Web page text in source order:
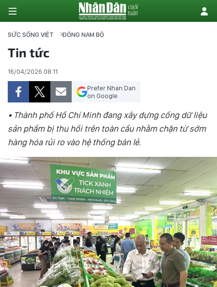
ĐỒNG BẰNG SÔNG HỒNG
BẮC TRUNG BỘ
DUYÊN HẢI NAM TRUNG BỘ VÀ
TÂY NGUYÊN
ĐÔNG NAM BỘ
ĐỒNG BẰNG SÔNG CỬU LONG
SỨC SỐNG VIỆT ĐÔNG NAM BỘ
Tin tức
16/04/2026 08:11
Prefer Nhan Dan
on Google
• Thành phố Hồ Chí Minh đang xây dựng cổng dữ liệu
sản phẩm bị thu hồi trên toàn cầu nhằm chặn từ sớm
hàng hóa rủi ro vào hệ thống bán lẻ.